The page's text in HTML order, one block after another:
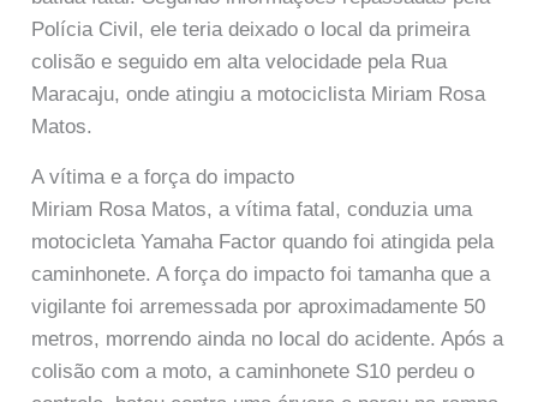
Polícia Civil, ele teria deixado o local da primeira
colisão e seguido em alta velocidade pela Rua
Maracaju, onde atingiu a motociclista Miriam Rosa
Matos.
A vítima e a força do impacto
Miriam Rosa Matos, a vítima fatal, conduzia uma
motocicleta Yamaha Factor quando foi atingida pela
caminhonete. A força do impacto foi tamanha que a
vigilante foi arremessada por aproximadamente 50
metros, morrendo ainda no local do acidente. Após a
colisão com a moto, a caminhonete S10 perdeu o